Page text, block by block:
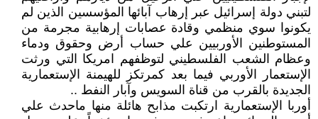
لتبني دولة إسرائيل عبر إرهاب آبائها المؤسسين الذين لم
يكونوا سوي منظمي وقادة عصابات إرهابية مجرمة من
المستوطنين الأوربيين علي حساب أرض وحقوق ودماء
وعظام الشعب الفلسطيني لتوظفهم امريكا التي ورثت
الإستعمار الأوربي فيما بعد كمرتكز للهيمنة الإستعمارية
الجديدة بالقرب من قناة السويس وآبار النفط ..
أوربا الإستعمارية ارتكبت مذابح هائلة منها ماحدث علي